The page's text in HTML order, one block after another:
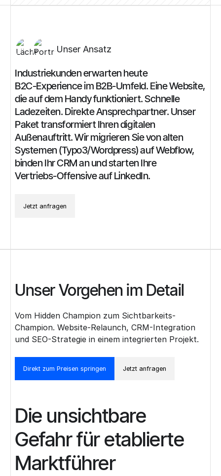
Unser Ansatz
Industriekundenerwartenheute
B2C-Experienceim B2B-Umfeld. EineWebsite,
dieaufdem Handyfunktioniert.Schnelle
Ladezeiten. DirekteAnsprechpartner. Unser
PakettransformiertIhrendigitalen
Außenauftritt.WirmigrierenSievonalten
Systemen(Typo3/Wordpress)aufWebflow,
bindenIhrCRManundstartenIhre
Vertriebs-OffensiveaufLinkedIn.
Jetzt anfragen
Unser Vorgehen im Detail
Vom Hidden Champion zum Sichtbarkeits-
Champion. Website-Relaunch, CRM-Integration
und SEO-Strategie in einem integrierten Projekt.
Direkt zum Preisen springen Jetzt anfragen
Die unsichtbare
Gefahr für etablierte
Marktführer